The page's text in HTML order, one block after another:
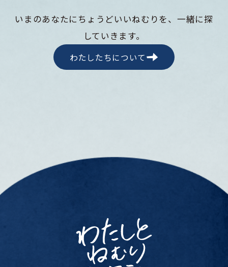
いまのあなたにちょうどいいねむりを、一緒に探
していきます。
わたしたちについて